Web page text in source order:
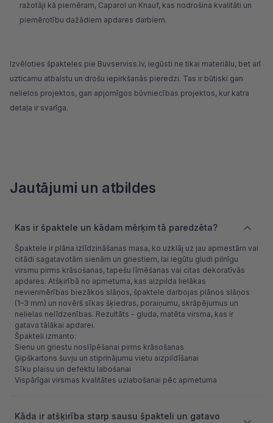
ražotāji kā piemēram, Caparol un Knauf, kas nodrošina kvalitāti un
piemērotību dažādiem apdares darbiem.
Izvēloties špakteles pie Buvserviss.lv, iegūsti ne tikai materiālu, bet arī
uzticamu atbalstu un drošu iepirkšanās pieredzi. Tas ir būtiski gan
nelielos projektos, gan apjomīgos būvniecības projektos, kur katra
detaļa ir svarīga.
Jautājumi un atbildes
Kas ir špaktele un kādam mērķim tā paredzēta?
Špaktele ir plāna izlīdzināšanas masa, ko uzklāj uz jau apmestām vai
citādi sagatavotām sienām un griestiem, lai iegūtu gludi pilnīgu
virsmu pirms krāsošanas, tapešu līmēšanas vai citas dekoratīvās
apdares. Atšķirībā no apmetuma, kas aizpilda lielākas
nevienmērības biezākos slāņos, špaktele darbojas plānos slāņos
(1–3 mm) un novērš sīkas šķiedras, poraiņumu, skrāpējumus un
nelielas nelīdzenības. Rezultāts - gluda, matēta virsma, kas ir
gatava tālākai apdarei.
Špakteli izmanto:
Sienu un griestu noslīpēšanai pirms krāsošanas
Ģipškartons šuvju un stiprinājumu vietu aizpildīšanai
Sīku plaisu un defektu labošanai
Vispārīgai virsmas kvalitātes uzlabošanai pēc apmetuma
Kāda ir atšķirība starp sausu špakteli un gatavo